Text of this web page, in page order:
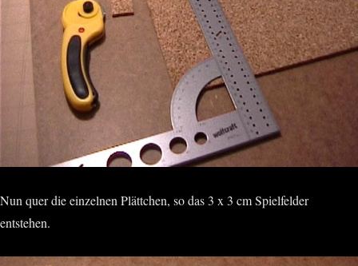
Nun quer die einzelnen Plättchen, so das 3 x 3 cm Spielfelder
entstehen.